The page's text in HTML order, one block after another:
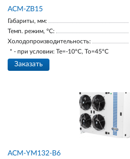
ACM-ZB15
Габариты, мм:
Темп. режим, °С:
Холодопроизводительность:
* - при условии: Te=-10ºC, To=45ºC
Заказать
АСМ-YM132-В6